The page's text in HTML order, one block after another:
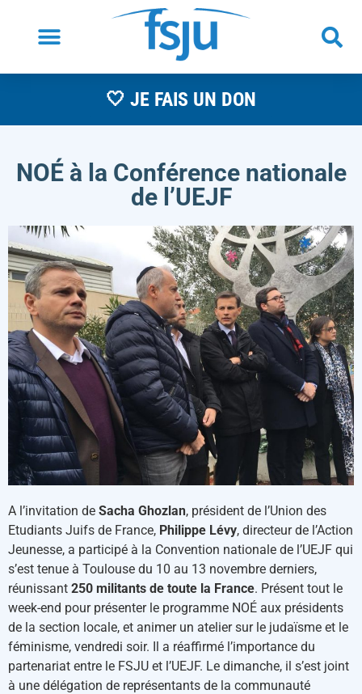
🤍 JE FAIS UN DON
NOÉ à la Conférence nationale
de l’UEJF
A l’invitation de Sacha Ghozlan, président de l’Union des
Etudiants Juifs de France, Philippe Lévy, directeur de l’Action
Jeunesse, a participé à la Convention nationale de l’UEJF qui
s’est tenue à Toulouse du 10 au 13 novembre derniers,
réunissant 250 militants de toute la France. Présent tout le
week-end pour présenter le programme NOÉ aux présidents
de la section locale, et animer un atelier sur le judaïsme et le
féminisme, vendredi soir. Il a réaffirmé l’importance du
partenariat entre le FSJU et l’UEJF. Le dimanche, il s’est joint
à une délégation de représentants de la communauté